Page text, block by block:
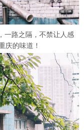
一路之隔，不禁让人感
庆的味道！